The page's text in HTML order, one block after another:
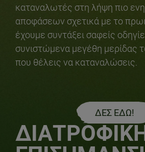
καταναλωτές στη λήψη πιο
αποφάσεων σχετικά με το
έχουμε συντάξει σαφείς
συνιστώμενα μεγέθη μερίδας
που θέλεις να καταναλώσεις.
ΔΕΣ ΕΔΩ!